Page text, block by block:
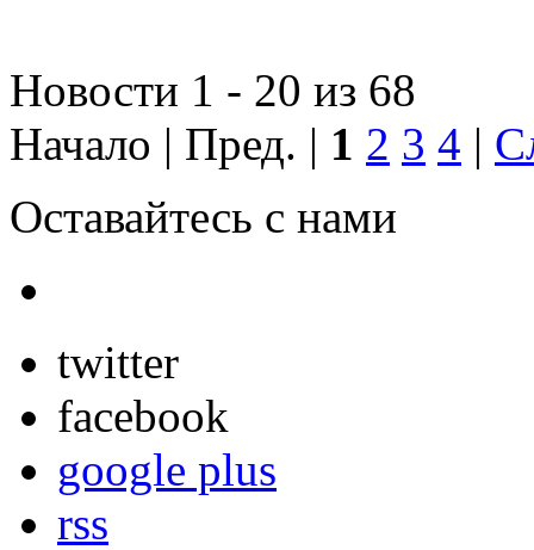
Новости 1 - 20 из 68
Начало | Пред. | 1 2 3 4 |
Оставайтесь с нами
twitter
facebook
google plus
rss